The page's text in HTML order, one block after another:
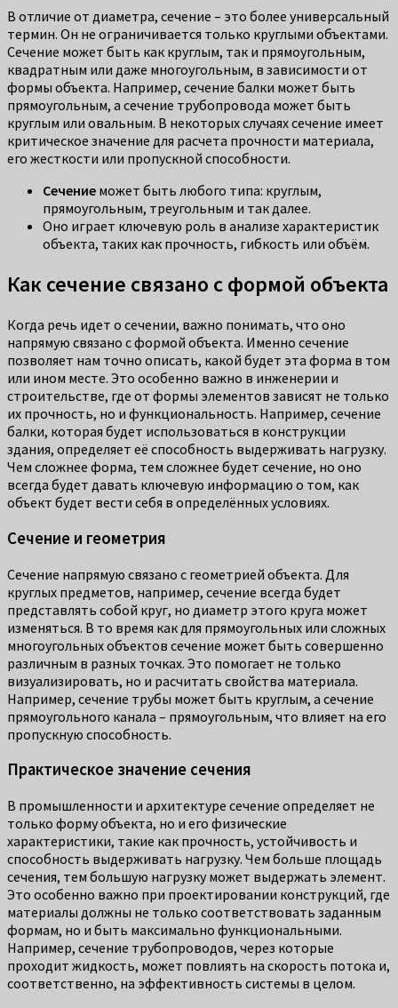
В отличие от диаметра, сечение – это более универсальный
термин. Он не ограничивается только круглыми объектами.
Сечение может быть как круглым, так и прямоугольным,
квадратным или даже многоугольным, в зависимости от
формы объекта. Например, сечение балки может быть
прямоугольным, а сечение трубопровода может быть
круглым или овальным. В некоторых случаях сечение имеет
критическое значение для расчета прочности материала,
его жесткости или пропускной способности.
Сечение может быть любого типа: круглым,
прямоугольным, треугольным и так далее.
Оно играет ключевую роль в анализе характеристик
объекта, таких как прочность, гибкость или объём.
Как сечение связано с формой объекта
Когда речь идет о сечении, важно понимать, что оно
напрямую связано с формой объекта. Именно сечение
позволяет нам точно описать, какой будет эта форма в том
или ином месте. Это особенно важно в инженерии и
строительстве, где от формы элементов зависят не только
их прочность, но и функциональность. Например, сечение
балки, которая будет использоваться в конструкции
здания, определяет её способность выдерживать нагрузку.
Чем сложнее форма, тем сложнее будет сечение, но оно
всегда будет давать ключевую информацию о том, как
объект будет вести себя в определённых условиях.
Сечение и геометрия
Сечение напрямую связано с геометрией объекта. Для
круглых предметов, например, сечение всегда будет
представлять собой круг, но диаметр этого круга может
изменяться. В то время как для прямоугольных или сложных
многоугольных объектов сечение может быть совершенно
различным в разных точках. Это помогает не только
визуализировать, но и расчитать свойства материала.
Например, сечение трубы может быть круглым, а сечение
прямоугольного канала – прямоугольным, что влияет на его
пропускную способность.
Практическое значение сечения
В промышленности и архитектуре сечение определяет не
только форму объекта, но и его физические
характеристики, такие как прочность, устойчивость и
способность выдерживать нагрузку. Чем больше площадь
сечения, тем большую нагрузку может выдержать элемент.
Это особенно важно при проектировании конструкций, где
материалы должны не только соответствовать заданным
формам, но и быть максимально функциональными.
Например, сечение трубопроводов, через которые
проходит жидкость, может повлиять на скорость потока и,
соответственно, на эффективность системы в целом.